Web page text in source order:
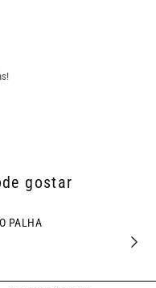
gostar